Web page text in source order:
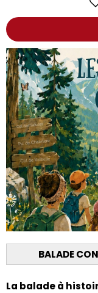
BALADE
La balade à